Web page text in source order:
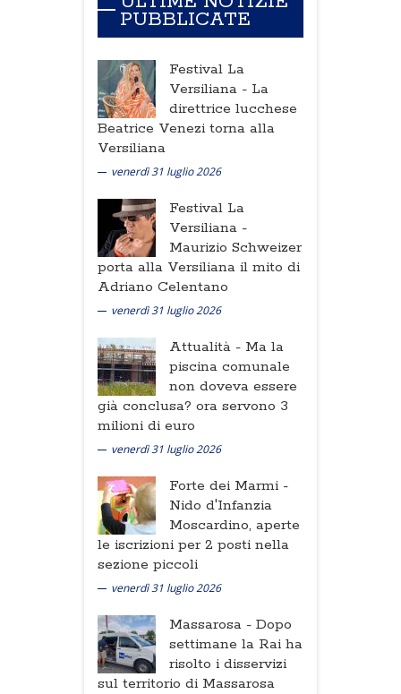
PUBBLICATE
Festival La
Versiliana - La
direttrice lucchese
Beatrice Venezi torna alla
Versiliana
venerdì 31 luglio 2026
Festival La
Versiliana -
Maurizio Schweizer
porta alla Versiliana il mito di
Adriano Celentano
venerdì 31 luglio 2026
Attualità - Ma la
piscina comunale
non doveva essere
già conclusa? ora servono 3
milioni di euro
venerdì 31 luglio 2026
Forte dei Marmi -
Nido d'Infanzia
Moscardino, aperte
le iscrizioni per 2 posti nella
sezione piccoli
venerdì 31 luglio 2026
Massarosa - Dopo
settimane la Rai ha
risolto i disservizi
sul territorio di Massarosa